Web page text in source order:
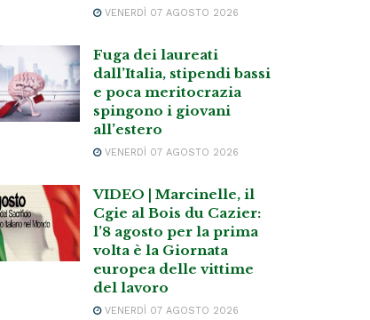
VENERDÌ 07 AGOSTO 2026
Fuga dei laureati
dall’Italia, stipendi bassi
e poca meritocrazia
spingono i giovani
all’estero
VENERDÌ 07 AGOSTO 2026
VIDEO | Marcinelle, il
Cgie al Bois du Cazier:
l’8 agosto per la prima
volta è la Giornata
europea delle vittime
del lavoro
VENERDÌ 07 AGOSTO 2026